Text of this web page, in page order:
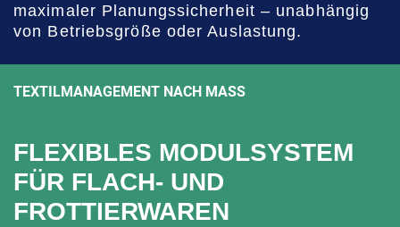
maximaler Planungssicherheit – unabhängig
von Betriebsgröße oder Auslastung.
TEXTILMANAGEMENT NACH MASS
FLEXIBLES MODULSYSTEM
FÜR FLACH- UND
FROTTIERWAREN